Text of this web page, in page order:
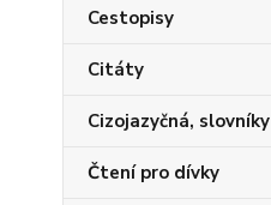
Cestopisy
Citáty
Cizojazyčná, slovníky
Čtení pro dívky